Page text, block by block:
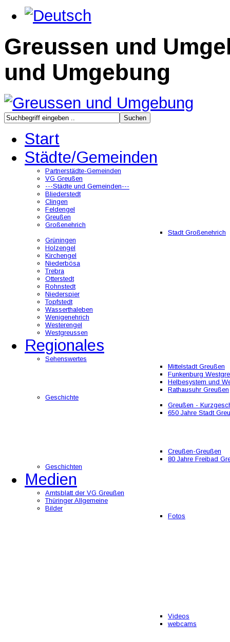
Greussen und
und Umgebung
Start
Städte/Gemeinden
Partnerstädte-Gemeinden
VG Greußen
---Städte und Gemeinden---
Bliederstedt
Clingen
Feldengel
Greußen
Großenehrich
Stadt Großenehrich
Grüningen
Holzengel
Kirchengel
Niederbösa
Trebra
Otterstedt
Rohnstedt
Niederspier
Topfstedt
Wasserthaleben
Wenigenehrich
Westerengel
Westgreussen
Regionales
Sehenswertes
Mittelstadt Greußen
Funkenburg
Helbesystem und
Rathausuhr Greußen
Geschichte
Greußen -
650 Jahre Stadt
Creußen-Greußen
80 Jahre Freibad
Geschichten
Medien
Amtsblatt der VG Greußen
Thüringer Allgemeine
Bilder
Fotos
Videos
webcams